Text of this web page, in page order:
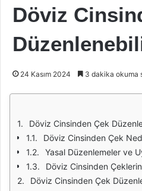
Döviz
24 Kasım 2024 3 dakika okuma
Döviz Cinsinden Çek
Döviz Cinsinden Çek
Yasal Düzenlemeler ve
Döviz Cinsinden Çeklerin
Döviz Cinsinden Çek